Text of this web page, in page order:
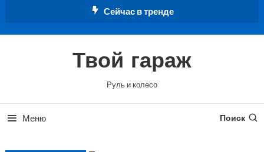
Сейчас в тренде
Твой гараж
Руль и колесо
Меню Поиск